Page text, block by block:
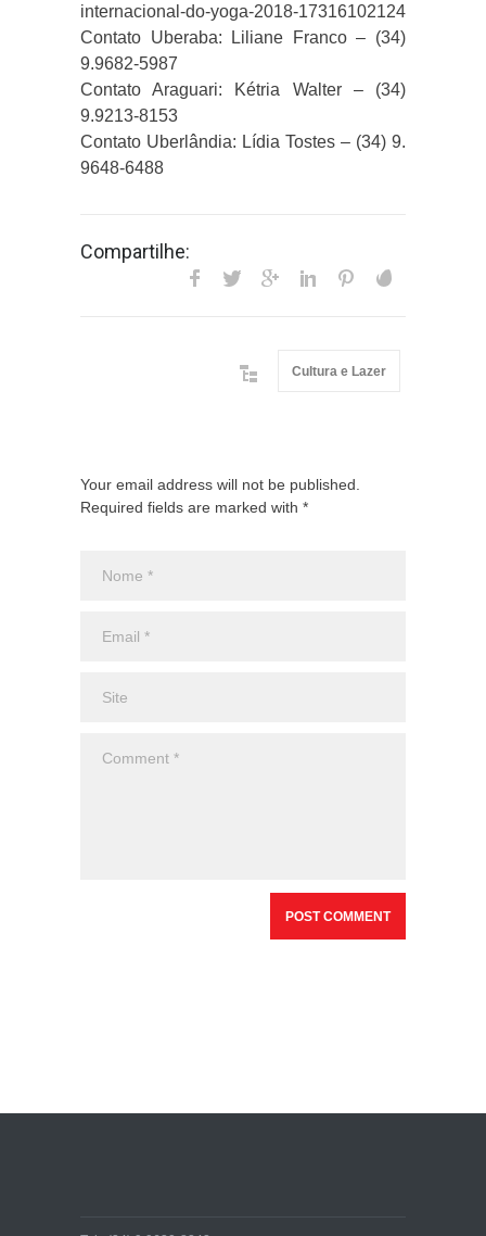
internacional-do-yoga-2018-17316102124
Contato Uberaba: Liliane Franco – (34)
9.9682-5987
Contato Araguari: Kétria Walter – (34)
9.9213-8153
Contato Uberlândia: Lídia Tostes – (34) 9.
9648-6488
Compartilhe:
Cultura e Lazer
Your email address will not be published.
Required fields are marked with *